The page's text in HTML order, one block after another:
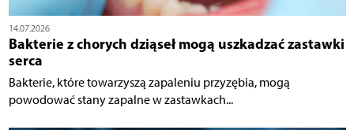
14.07.2026
Bakterie z chorych dziąseł mogą uszkadzać zastawki
serca
Bakterie, które towarzyszą zapaleniu przyzębia, mogą
powodować stany zapalne w zastawkach...